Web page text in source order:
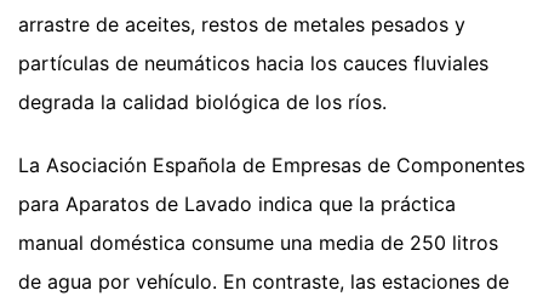
arrastre de aceites, restos de metales pesados y
partículas de neumáticos hacia los cauces fluviales
degrada la calidad biológica de los ríos.
La Asociación Española de Empresas de Componentes
para Aparatos de Lavado indica que la práctica
manual doméstica consume una media de 250 litros
de agua por vehículo. En contraste, las estaciones de